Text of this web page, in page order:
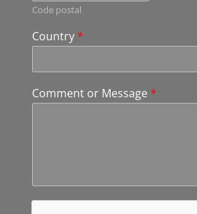
Code postal
Country *
Comment or Message *